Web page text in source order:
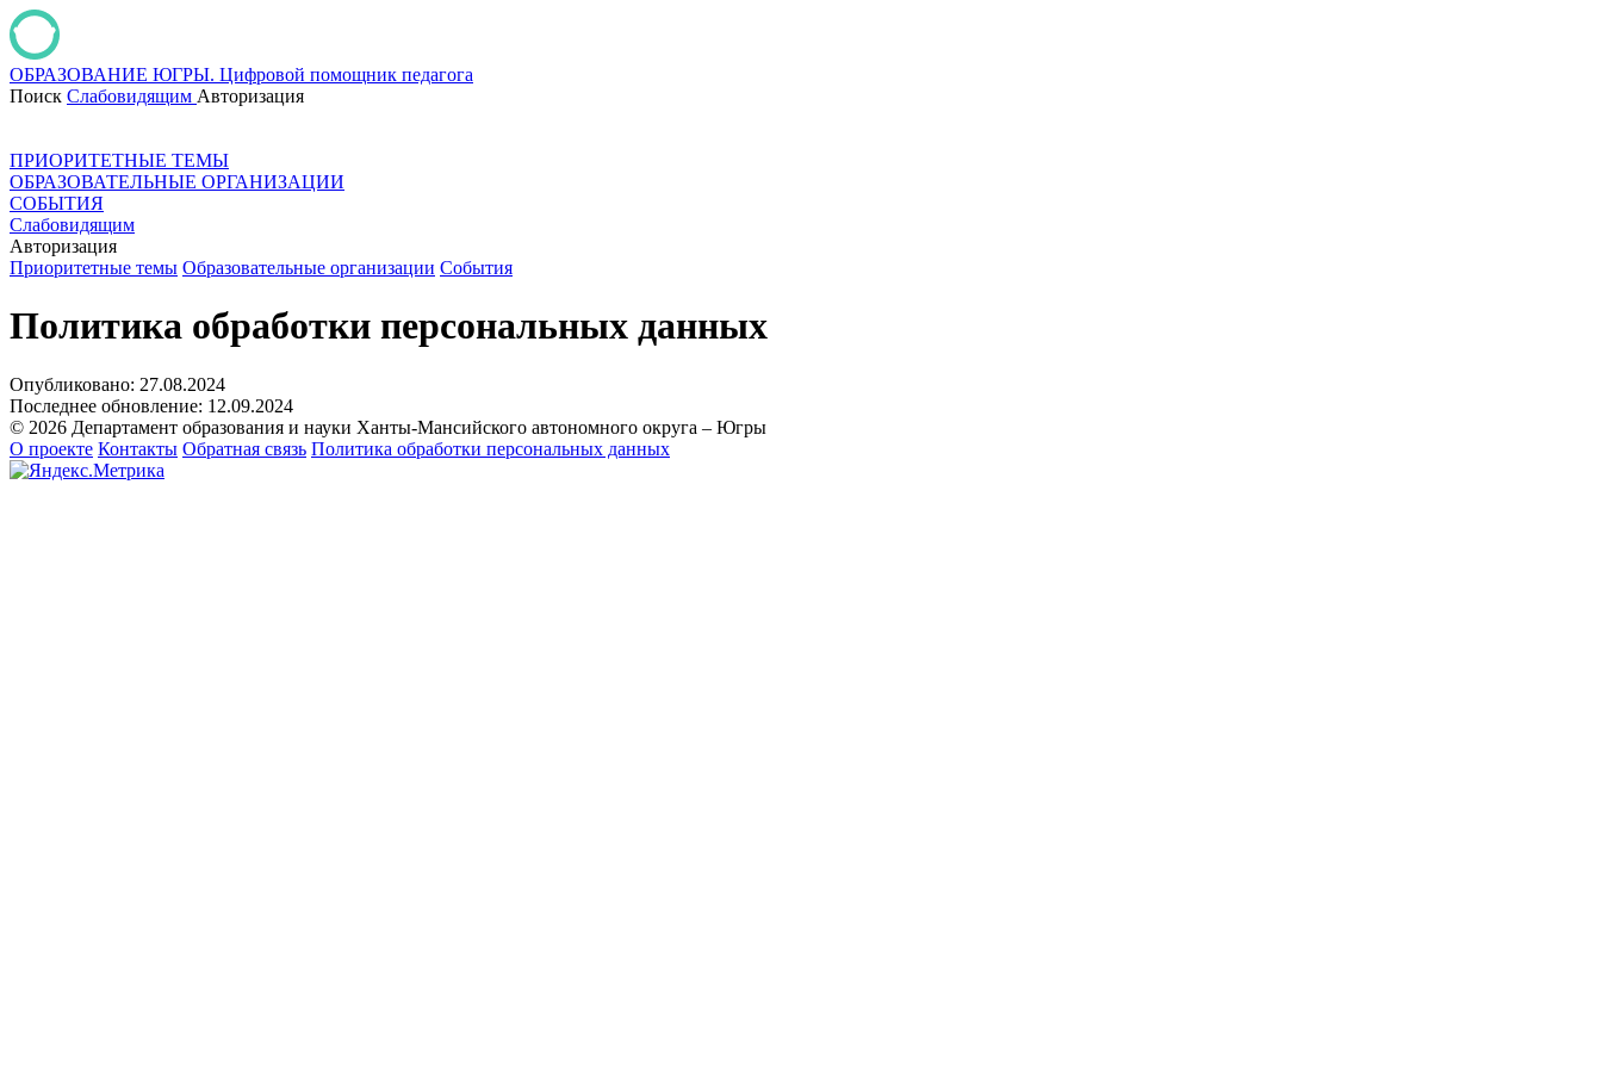
ОБРАЗОВАНИЕ ЮГРЫ. Цифровой помощник педагога
Поиск Слабовидящим Авторизация
ПРИОРИТЕТНЫЕ ТЕМЫ
ОБРАЗОВАТЕЛЬНЫЕ ОРГАНИЗАЦИИ
СОБЫТИЯ
Слабовидящим
Авторизация
Приоритетные темы Образовательные организации События
Политика обработки персональных данных
Опубликовано: 27.08.2024
Последнее обновление: 12.09.2024
© 2026 Департамент образования и науки Ханты-Мансийского автономного округа – Югры
О проекте Контакты Обратная связь Политика обработки персональных данных